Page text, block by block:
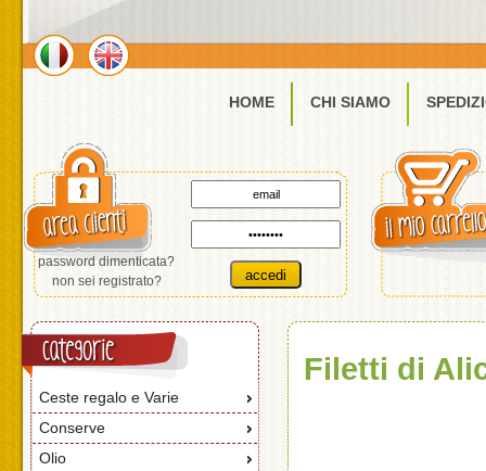
HOME CHI SIAMO
password dimenticata?
non sei registrato?
Ceste regalo e Varie
Conserve
Olio
Filetti di